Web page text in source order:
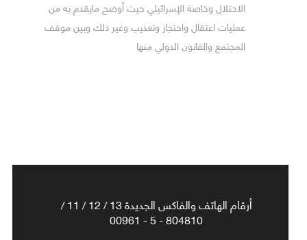
الاحتلال وخاصة الإسرائيلي حيث أوضح مايقدم به من
عمليات اعتقال واحتجاز وتعذيب وغير ذلك وبين موقف
المجتمع والقانون الدولي منها
أرقام الهاتف والفاكس الجديدة 13 / 12 / 11 /
804810 - 5 - 00961